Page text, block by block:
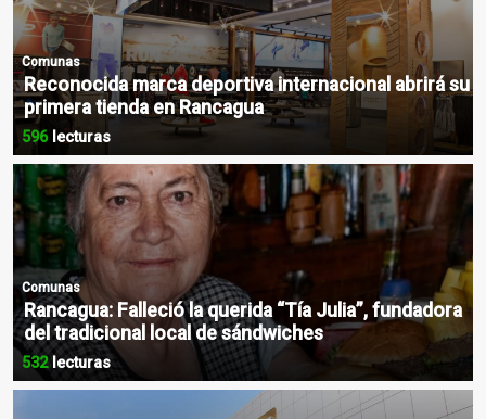
Comunas
Reconocida marca deportiva internacional abrirá su
primera tienda en Rancagua
596lecturas
Comunas
Rancagua: Falleció la querida “Tía Julia”, fundadora
del tradicional local de sándwiches
532lecturas